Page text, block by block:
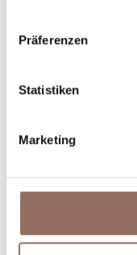
Präferenzen
Statistiken
Marketing